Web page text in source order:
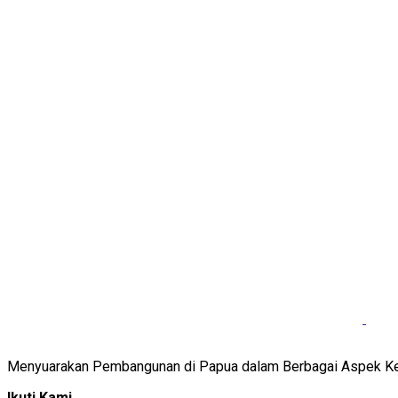
Menyuarakan Pembangunan di Papua dalam Berbagai Aspek